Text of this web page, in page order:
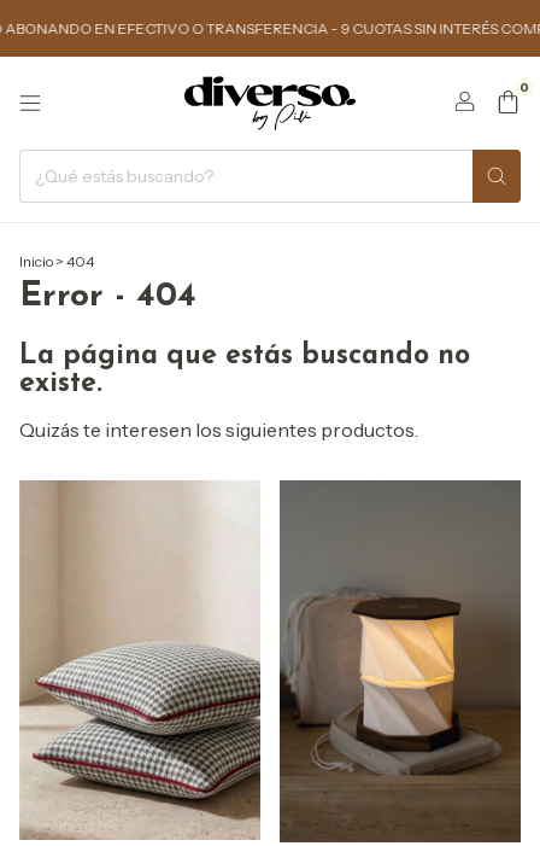
EN EFECTIVO O TRANSFERENCIA - 9 CUOTAS SIN INTERÉS
0
Inicio > 404
Error - 404
La página que estás buscando no
existe.
Quizás te interesen los siguientes productos.